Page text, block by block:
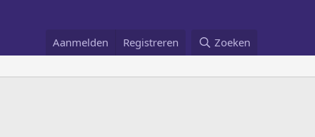
Aanmelden Registreren Zoeken